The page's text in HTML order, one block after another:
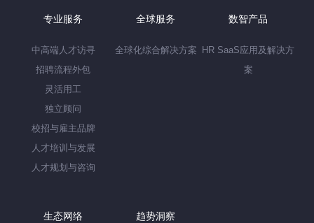
专业服务
中高端人才访寻
招聘流程外包
灵活用工
独立顾问
校招与雇主品牌
人才培训与发展
人才规划与咨询
全球服务
全球化综合解决方案
数智产品
HR SaaS应用及解决方
案
生态网络 趋势洞察